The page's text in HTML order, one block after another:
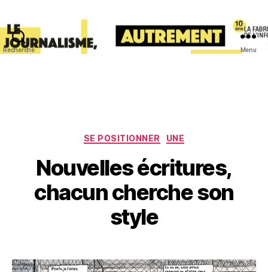
Recherche Menu
Catégories
SE POSITIONNER UNE
Nouvelles écritures,
chacun cherche son
style